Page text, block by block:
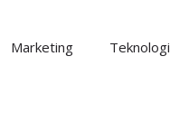
Marketing Teknologi